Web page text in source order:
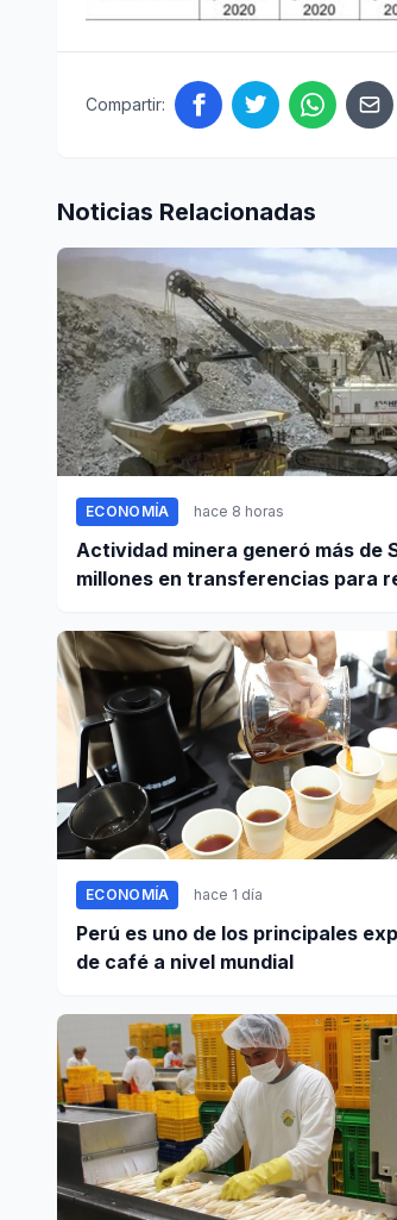
Compartir:
Noticias Relacionadas
ECONOMÍA hace 8 horas
Actividad minera generó más de
millones en transferencias para
ECONOMÍA hace 1 día
Perú es uno de los principales
de café a nivel mundial